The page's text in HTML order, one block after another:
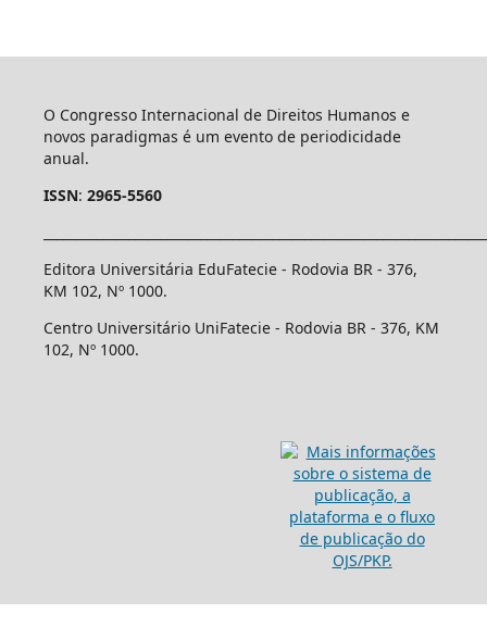
O Congresso Internacional de Direitos Humanos e
novos paradigmas é um evento de periodicidade
anual.
ISSN: 2965-5560
Editora Universitária EduFatecie - Rodovia BR - 376,
KM 102, Nº 1000.
Centro Universitário UniFatecie - Rodovia BR - 376, KM
102, Nº 1000.